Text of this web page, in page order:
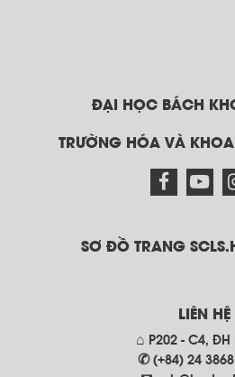
ĐẠI HỌC BÁCH
TRƯỜNG HÓA VÀ
SƠ ĐỒ TRANG
LIÊN HỆ
⌂ P202 - C4, ĐH
✆ (+84) 24